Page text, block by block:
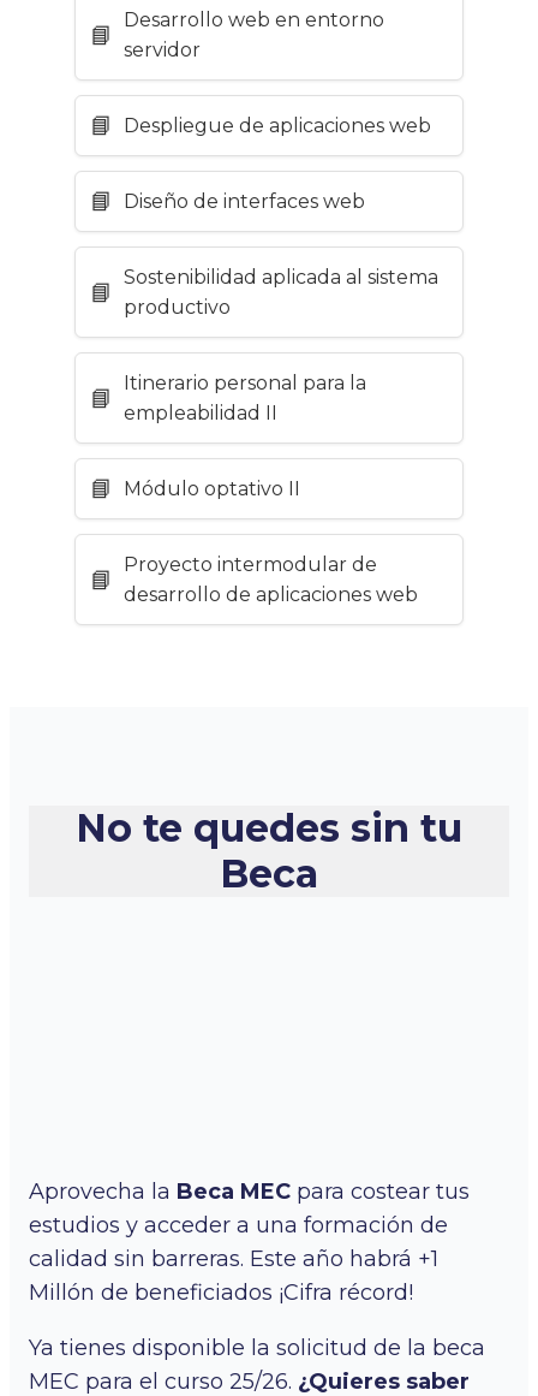
Desarrollo web en entorno
servidor
Despliegue de aplicaciones web
Diseño de interfaces web
Sostenibilidad aplicada al sistema
productivo
Itinerario personal para la
empleabilidad II
Módulo optativo II
Proyecto intermodular de
desarrollo de aplicaciones web
No te quedes sin tu
Beca
Aprovecha la Beca MEC para costear tus
estudios y acceder a una formación de
calidad sin barreras. Este año habrá +1
Millón de beneficiados ¡Cifra récord!
Ya tienes disponible la solicitud de la beca
MEC para el curso 25/26. ¿Quieres saber